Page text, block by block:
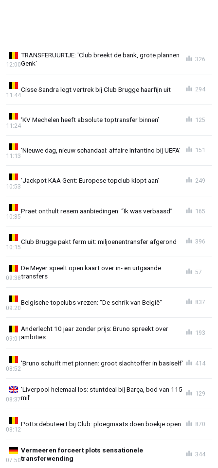
TRANSFERUURTJE: 'Club breekt de bank, grote plannen
Genk'
12:00
326
Cisse Sandra legt vertrek bij Club Brugge haarfijn uit
11:44
294
‘KV Mechelen heeft absolute toptransfer binnen’
11:24
125
‘Nieuwe dag, nieuw schandaal: affaire Infantino bij UEFA’
11:13
151
‘Jackpot KAA Gent: Europese topclub klopt aan’
10:53
249
Praet onthult resem aanbiedingen: “Ik was verbaasd”
10:35
165
Club Brugge pakt ferm uit: miljoenentransfer afgerond
10:15
396
De Meyer speelt open kaart over in- en uitgaande
transfers
09:38
57
Belgische topclubs vrezen: "De schrik van België"
09:20
837
Anderlecht 10 jaar zonder prijs: Bruno spreekt over
ambities
09:01
193
'Bruno schuift met pionnen: groot slachtoffer in basiself'
08:52
414
'Liverpool helemaal los: stuntdeal bij Barça, bod van 115
mil'
08:37
129
Potts debuteert bij Club: ploegmaats doen boekje open
08:12
870
Vermeeren forceert plots sensationele
transferwending
07:50
344